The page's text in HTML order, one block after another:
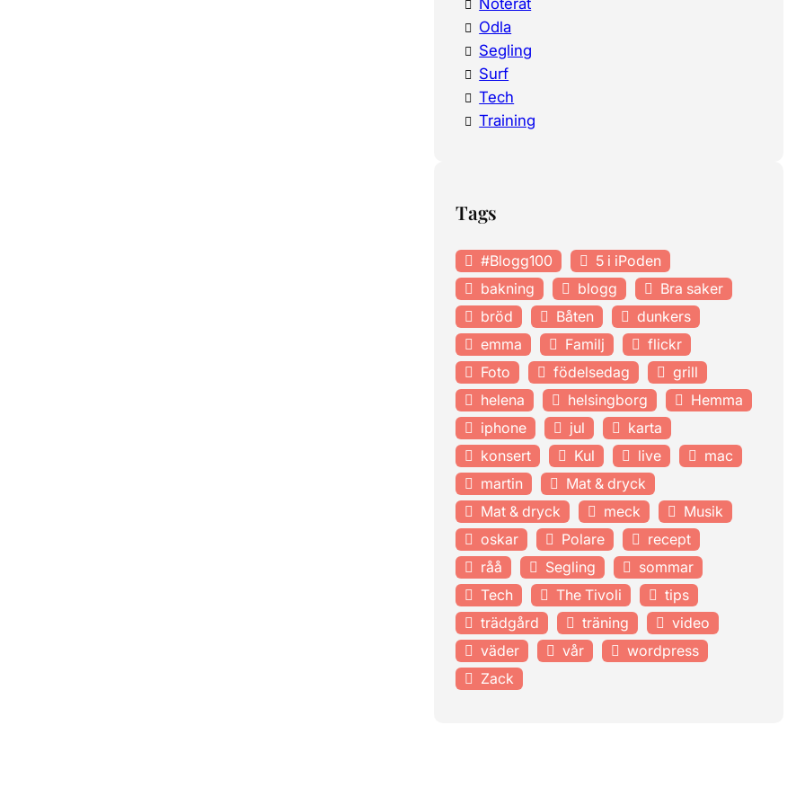
Odla
Segling
Surf
Tech
Training
Tags
#Blogg100
5 i iPoden
bakning
blogg
Bra saker
bröd
Båten
dunkers
emma
Familj
flickr
Foto
födelsedag
grill
helena
helsingborg
Hemma
iphone
jul
karta
konsert
Kul live
mac
martin
Mat & dryck
Mat & dryck
meck
Musik
oskar
Polare
recept
råå
Segling
sommar
Tech
The Tivoli
tips
trädgård
träning
video
väder
vår
wordpress
Zack